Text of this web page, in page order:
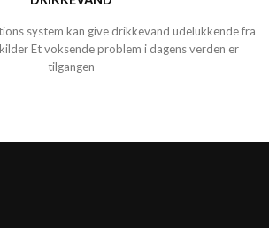
system kan give drikkevand udelukkende fra
Et voksende problem i dagens verden er
tilgangen